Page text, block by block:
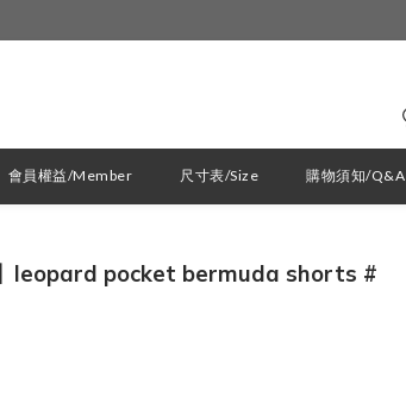
會員權益/Member 尺寸表/Size 購物須知/Q&A
】leopard pocket bermuda shorts #